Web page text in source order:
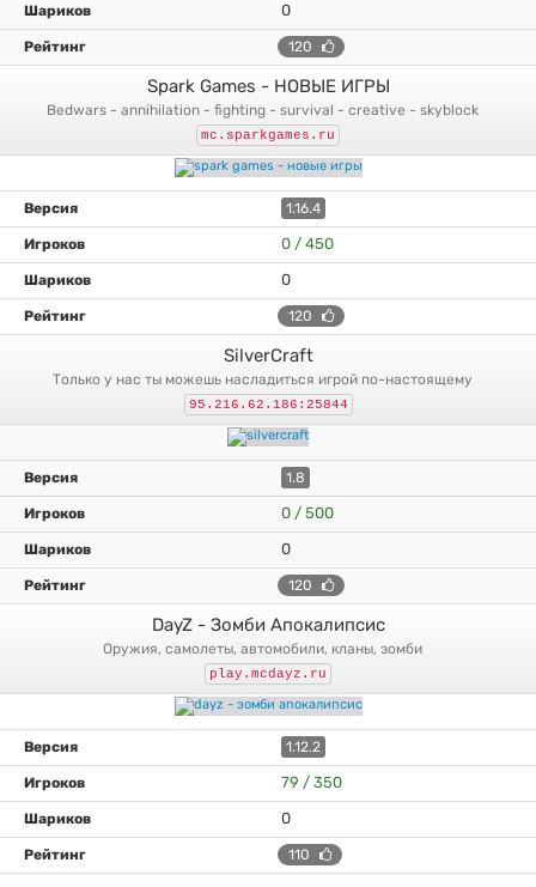
0
120
Spark Games - НОВЫЕ ИГРЫ
bedwars - annihilation - fighting - survival - creative - skyblock
mc.sparkgames.ru
1.16.4
0 / 450
0
120
SilverCraft
только у нас ты можешь насладиться игрой по-настоящему
95.216.62.186:25844
1.8
0 / 500
0
120
DayZ - Зомби Апокалипсис
оружия, самолеты, автомобили, кланы, зомби
play.mcdayz.ru
1.12.2
79 / 350
0
110